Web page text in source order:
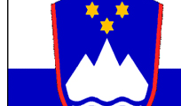
Эмитент —
Словения